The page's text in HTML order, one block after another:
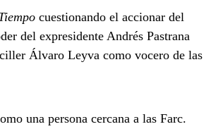
cuestionando el accionar del
del expresidente Andrés Pastrana
Álvaro Leyva como vocero de las
una persona cercana a las Farc.